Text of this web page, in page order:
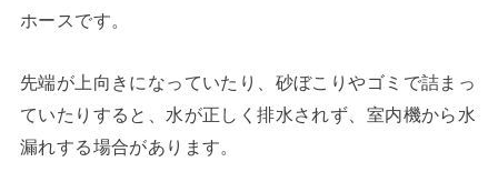
ホースです。
先端が上向きになっていたり、砂ぼこりやゴミで詰まっ
ていたりすると、水が正しく排水されず、室内機から水
漏れする場合があります。